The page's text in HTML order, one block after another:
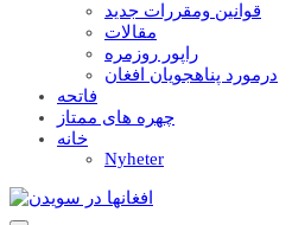
قوانين ومقررات جديد
مقالات
راپور روزمره
درمورد پناهجويان افغان
فاتحه
چهره های ممتاز
خانه
Nyheter